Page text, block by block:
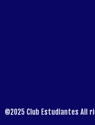
©2025 Club Estudiantes All